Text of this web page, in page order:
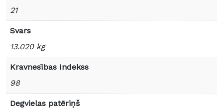
21
Svars
13.020 kg
Kravnesības Indekss
98
Degvielas patēriņš